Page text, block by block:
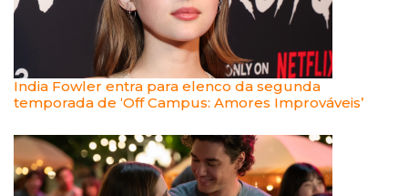
India Fowler entra para elenco da segunda
temporada de ‘Off Campus: Amores Improváveis’